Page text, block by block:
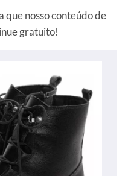
que nosso conteúdo de
gratuito!